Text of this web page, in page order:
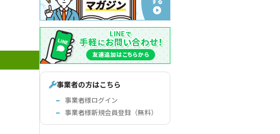
事業者の方はこちら
事業者様ログイン
事業者様新規会員登録（無料）